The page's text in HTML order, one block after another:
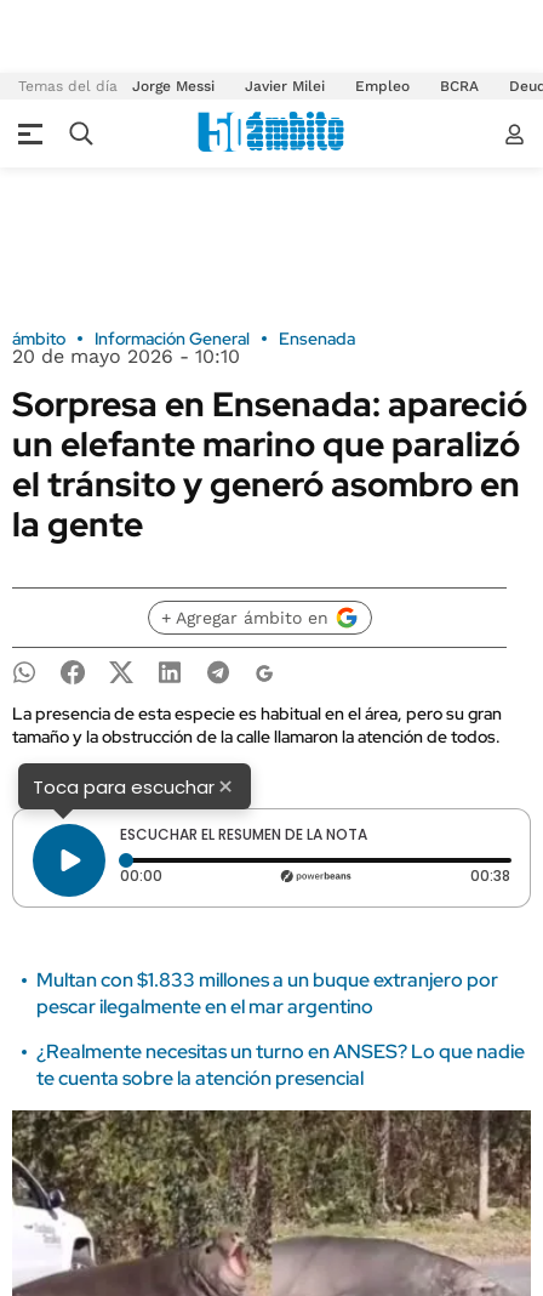
Temas del día Jorge Messi Javier Milei Empleo BCRA
ámbito Información General Ensenada
20 de mayo 2026 - 10:10
Sorpresa en Ensenada: apareció
un elefante marino que paralizó
el tránsito y generó asombro en
la gente
+ Agregar ámbito en
La presencia de esta especie es habitual en el área, pero su gran
tamaño y la obstrucción de la calle llamaron la atención de todos.
Toca para escuchar×
ESCUCHAR EL RESUMEN DE LA NOTA
00:00 Tiempo transcurrido: 0 segundos 00:38
Multan con $1.833 millones a un buque extranjero por
pescar ilegalmente en el mar argentino
¿Realmente necesitas un turno en ANSES? Lo que nadie
te cuenta sobre la atención presencial